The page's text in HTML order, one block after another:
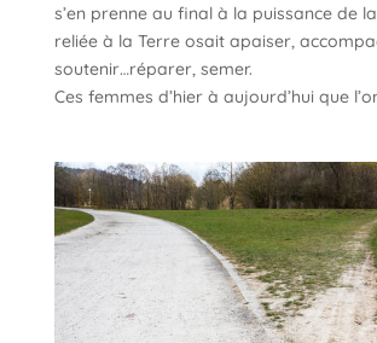
s’en prenne au final à la puissance de
reliée à la Terre osait apaiser,
soutenir…réparer, semer.
Ces femmes d’hier à aujourd’hui que